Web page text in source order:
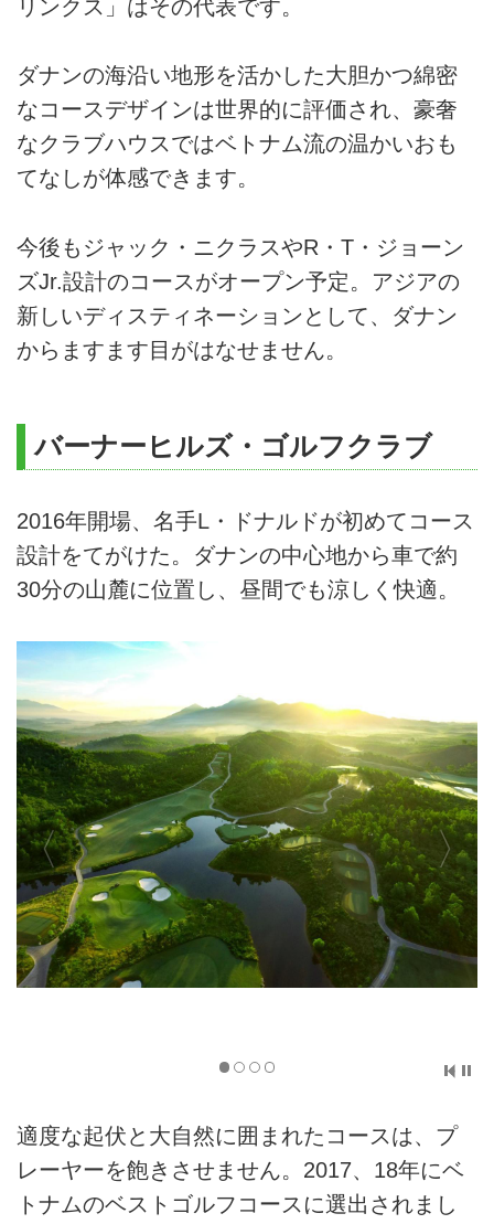
リンクス」はその代表です。
ダナンの海沿い地形を活かした大胆かつ綿密
なコースデザインは世界的に評価され、豪奢
なクラブハウスではベトナム流の温かいおも
てなしが体感できます。
今後もジャック・ニクラスやR・T・ジョーン
ズJr.設計のコースがオープン予定。アジアの
新しいディスティネーションとして、ダナン
からますます目がはなせません。
バーナーヒルズ・ゴルフクラブ
2016年開場、名手L・ドナルドが初めてコース
設計をてがけた。ダナンの中心地から車で約
30分の山麓に位置し、昼間でも涼しく快適。
適度な起伏と大自然に囲まれたコースは、プ
レーヤーを飽きさせません。2017、18年にベ
トナムのベストゴルフコースに選出されまし